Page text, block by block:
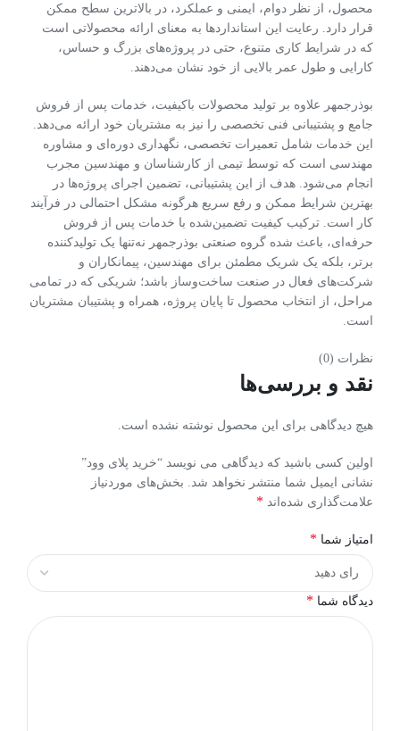
محصول، از نظر دوام، ایمنی و عملکرد، در بالاترین سطح ممکن
قرار دارد. رعایت این استانداردها به معنای ارائه محصولاتی است
که در شرایط کاری متنوع، حتی در پروژه‌های بزرگ و حساس،
کارایی و طول عمر بالایی از خود نشان می‌دهند.
بوذرجمهر علاوه بر تولید محصولات باکیفیت، خدمات پس از فروش
جامع و پشتیبانی فنی تخصصی را نیز به مشتریان خود ارائه می‌دهد.
این خدمات شامل تعمیرات تخصصی، نگهداری دوره‌ای و مشاوره
مهندسی است که توسط تیمی از کارشناسان و مهندسین مجرب
انجام می‌شود. هدف از این پشتیبانی، تضمین اجرای پروژه‌ها در
بهترین شرایط ممکن و رفع سریع هرگونه مشکل احتمالی در فرآیند
کار است. ترکیب کیفیت تضمین‌شده با خدمات پس از فروش
حرفه‌ای، باعث شده گروه صنعتی بوذرجمهر نه‌تنها یک تولیدکننده
برتر، بلکه یک شریک مطمئن برای مهندسین، پیمانکاران و
شرکت‌های فعال در صنعت ساخت‌وساز باشد؛ شریکی که در تمامی
مراحل، از انتخاب محصول تا پایان پروژه، همراه و پشتیبان مشتریان
است.
نظرات (0)
نقد و بررسی‌ها
هیچ دیدگاهی برای این محصول نوشته نشده است.
اولین کسی باشید که دیدگاهی می نویسد “خرید پلای وود”
نشانی ایمیل شما منتشر نخواهد شد.
بخش‌های موردنیاز
علامت‌گذاری شده‌اند *
امتیاز شما *
دیدگاه شما *